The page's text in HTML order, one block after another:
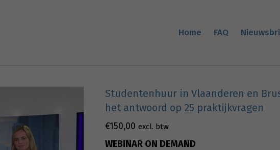
Home FAQ
Studentenhuur in Vlaanderen en
het antwoord op 25 praktijkvragen
€150,00 excl. btw
WEBINAR ON DEMAND